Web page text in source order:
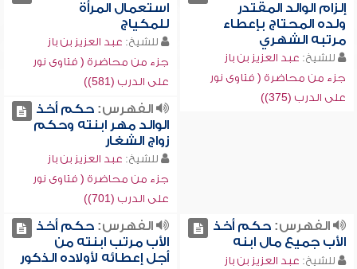
إلزام الوالد المقتدر
ولده المحتاج بإعطاء
مرتبه الشهري
للشيخ: عبد العزيز بن باز
جزء من محاضرة ( فتاوى نور
على الدرب (375))
استعمال المرأة
للمكياج
للشيخ: عبد العزيز بن باز
جزء من محاضرة ( فتاوى نور
على الدرب (581))
الفهرس:حكم أخذ
الوالد مهر ابنته وحكم
زواج الشغار
للشيخ: عبد العزيز بن باز
جزء من محاضرة ( فتاوى نور
على الدرب (701))
الفهرس:حكم أخذ
الأب جميع مال ابنه
للشيخ: عبد العزيز بن باز
الفهرس:حكم أخذ
الأب مرتب ابنته من
أجل إعطائه لأولاده الذكور